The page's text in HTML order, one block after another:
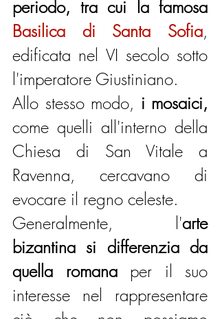
Basilica di Santa Sofia,
edificata nel VI secolo sotto
l'imperatore Giustiniano.
Allo stesso modo, i mosaici,
come quelli all'interno della
Chiesa di San Vitale a
Ravenna, cercavano di
evocare il regno celeste.
Generalmente, l'arte
bizantina si differenzia da
quella romana per il suo
interesse nel rappresentare